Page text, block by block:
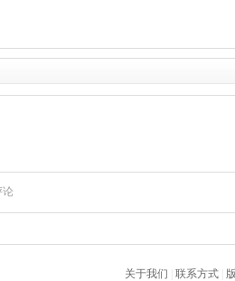
关于我们 联系方式